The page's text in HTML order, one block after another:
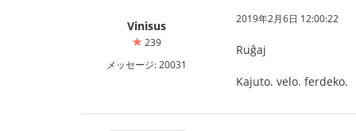
Vinisus
239
メッセージ: 20031
2019年2月6日 12:00:22
Ruĝaj
Kajuto. velo. ferdeko.